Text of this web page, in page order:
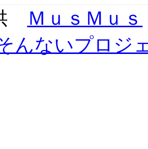
ＭｕｓＭｕｓ
んないプロジ